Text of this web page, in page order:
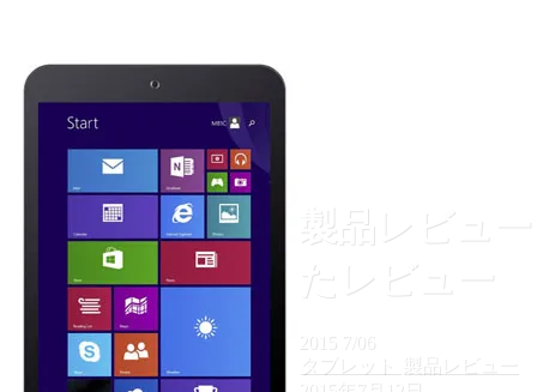
製品レビュ
たレビュー
2015
7/06
タブレット
製品レビュー